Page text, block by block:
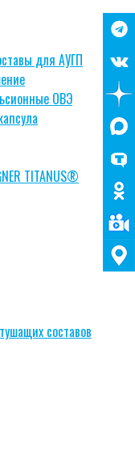
для АУГП
ОВЭ
TITANUS®
составов